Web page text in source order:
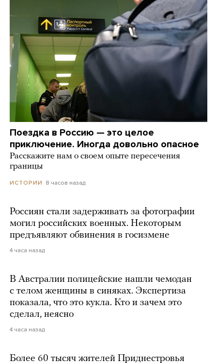
Поездка в Россию — это целое
приключение. Иногда довольно опасное
Расскажите нам о своем опыте пересечения
границы
ИСТОРИИ 8 часов назад
Россиян стали задерживать за фотографии
могил российских военных. Некоторым
предъявляют обвинения в госизмене
4 часа назад
В Австралии полицейские нашли чемодан
с телом женщины в синяках. Экспертиза
показала, что это кукла. Кто и зачем это
сделал, неясно
4 часа назад
Более 60 тысяч жителей Приднестровья